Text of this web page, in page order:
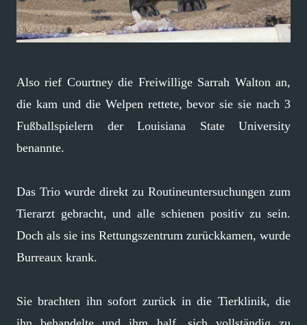
Also rief Courtney die Freiwillige Sarrah Walton an,
die kam und die Welpen rettete, bevor sie sie nach 3
Fußballspielern der Louisiana State University
benannte.
Das Trio wurde direkt zu Routineuntersuchungen zum
Tierarzt gebracht, und alle schienen positiv zu sein.
Doch als sie ins Rettungszentrum zurückkamen, wurde
Burreaux krank.
Sie brachten ihn sofort zurück in die Tierklinik, die